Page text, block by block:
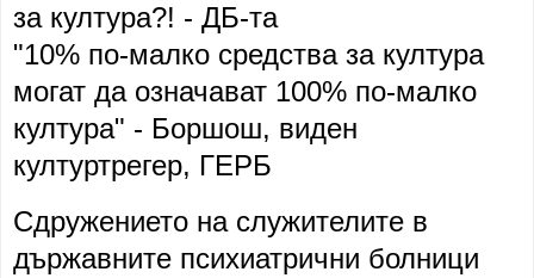
за култура?! - ДБ-та
"10% по-малко средства за култура
могат да означават 100% по-малко
култура" - Боршош, виден
културтрегер, ГЕРБ
Сдружението на служителите в
държавните психиатрични болници